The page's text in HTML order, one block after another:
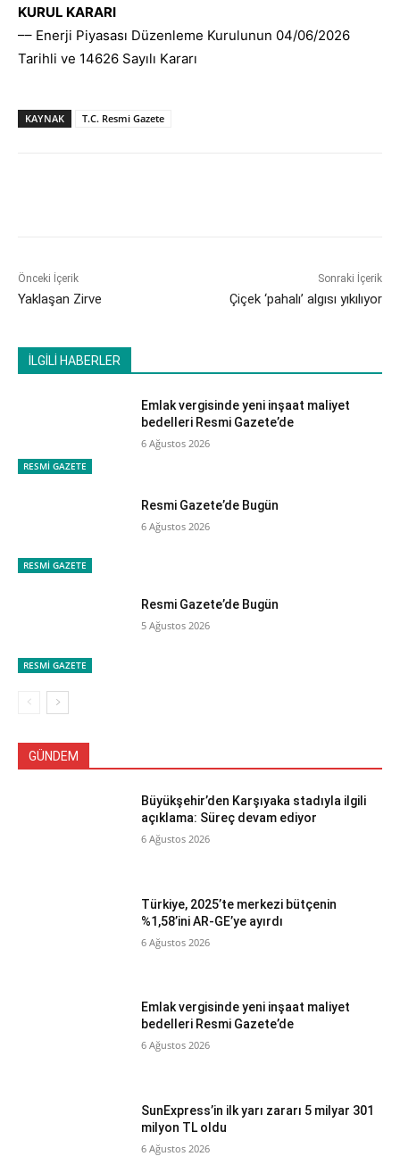
KURUL KARARI
–– Enerji Piyasası Düzenleme Kurulunun 04/06/2026
Tarihli ve 14626 Sayılı Kararı
KAYNAK T.C. Resmi Gazete
Önceki İçerik
Yaklaşan Zirve
Sonraki İçerik
​Çiçek ‘pahalı’ algısı yıkılıyor
İLGİLİ HABERLER
RESMİ GAZETE
Emlak vergisinde yeni inşaat maliyet
bedelleri Resmi Gazete’de
6 Ağustos 2026
RESMİ GAZETE
Resmi Gazete’de Bugün
6 Ağustos 2026
RESMİ GAZETE
Resmi Gazete’de Bugün
5 Ağustos 2026
GÜNDEM
Büyükşehir’den Karşıyaka stadıyla ilgili
açıklama: Süreç devam ediyor
6 Ağustos 2026
Türkiye, 2025’te merkezi bütçenin
%1,58’ini AR-GE’ye ayırdı
6 Ağustos 2026
Emlak vergisinde yeni inşaat maliyet
bedelleri Resmi Gazete’de
6 Ağustos 2026
SunExpress’in ilk yarı zararı 5 milyar 301
milyon TL oldu
6 Ağustos 2026